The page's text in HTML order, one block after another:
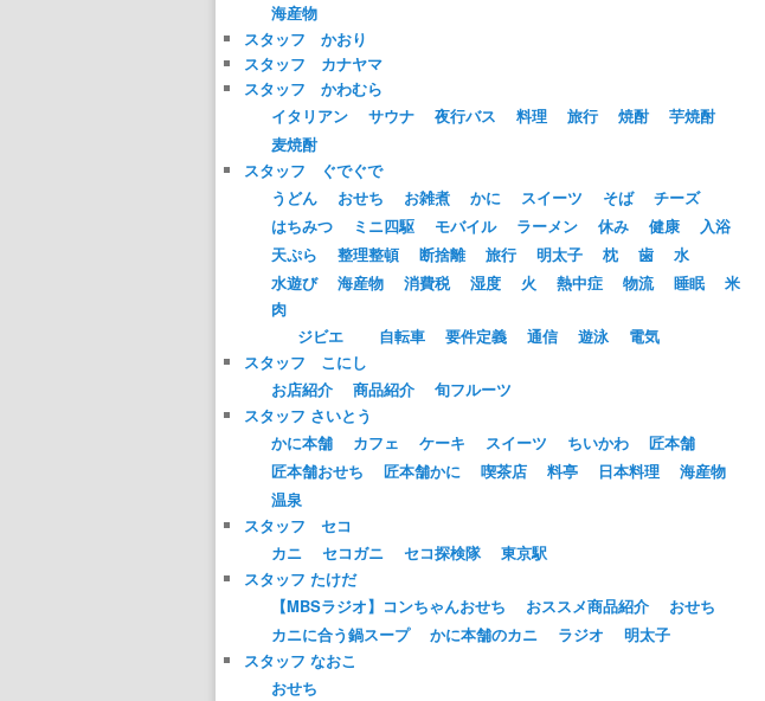
海産物
スタッフ かおり
スタッフ カナヤマ
スタッフ かわむら
イタリアン
サウナ 夜行バス 料理 旅行 焼酎
芋焼酎
麦焼酎
スタッフ ぐでぐで
うどん
おせち お雑煮 かに スイーツ そば
チーズ
はちみつ
ミニ四駆 モバイル ラーメン 休み 健康
入浴
天ぷら
整理整頓 断捨離 旅行 明太子 枕 歯
水
水遊び
海産物 消費税 湿度 火 熱中症 物流 睡眠
米
肉
ジビエ
自転車 要件定義 通信 遊泳
電気
スタッフ こにし
お店紹介
商品紹介
旬フルーツ
スタッフ さいとう
かに本舗
カフェ ケーキ スイーツ ちいかわ
匠本舗
匠本舗おせち
匠本舗かに 喫茶店 料亭 日本料理
海産物
温泉
スタッフ セコ
カニ
セコガニ セコ探検隊
東京駅
スタッフ たけだ
【MBSラジオ】コンちゃんおせち
おススメ商品紹介
おせち
カニに合う鍋スープ
かに本舗のカニ ラジオ
明太子
スタッフ なおこ
おせち